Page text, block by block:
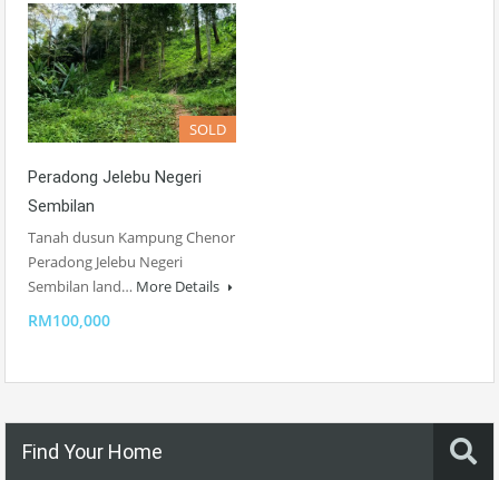
SOLD
Peradong Jelebu Negeri
Sembilan
Tanah dusun Kampung Chenor
Peradong Jelebu Negeri
Sembilan land… More Details
RM100,000
Find Your Home